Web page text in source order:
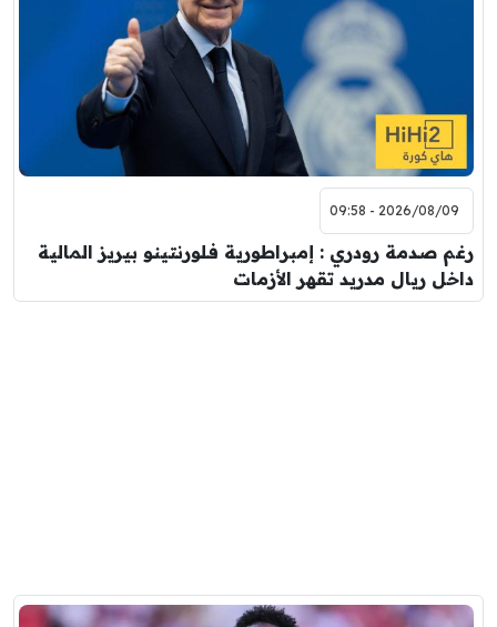
2026/08/09 - 09:58
رغم صدمة رودري : إمبراطورية فلورنتينو بيريز المالية
داخل ريال مدريد تقهر الأزمات